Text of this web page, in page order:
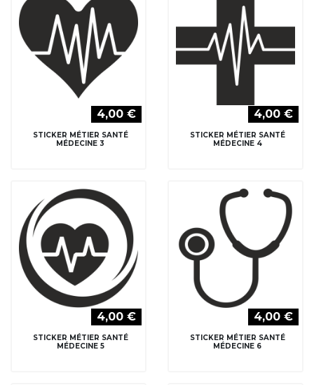
4,00 €
STICKER MÉTIER SANTÉ
MÉDECINE 3
4,00 €
STICKER MÉTIER SANTÉ
MÉDECINE 4
4,00 €
STICKER MÉTIER SANTÉ
MÉDECINE 5
4,00 €
STICKER MÉTIER SANTÉ
MÉDECINE 6